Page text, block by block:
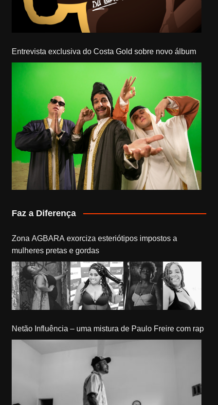
Entrevista exclusiva do Costa Gold sobre novo álbum
Faz a Diferença
Zona AGBARA exorciza esteriótipos impostos a
mulheres pretas e gordas
Netão Influência – uma mistura de Paulo Freire com rap